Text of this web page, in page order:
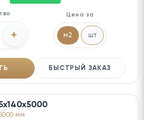
+
Цена за
м2 шт
БЫСТРЫЙ ЗАКАЗ
мм